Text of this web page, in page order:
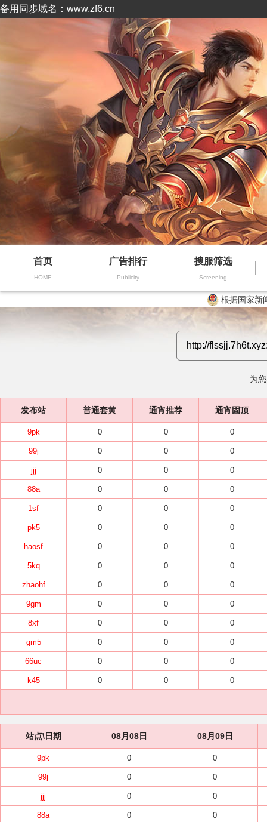
备用同步域名：www.zf6.cn
首页
HOME
广告排行
Publicity
搜服筛选
Screening
根据国家新
为
发布站 普通套黄 通宵推荐 通宵固顶
9pk 0 0 0
99j 0 0 0
jjj 0 0 0
88a 0 0 0
1sf 0 0 0
pk5 0 0 0
haosf 0 0 0
5kq 0 0 0
zhaohf 0 0 0
9gm 0 0 0
8xf 0 0 0
gm5 0 0 0
66uc 0 0 0
k45 0 0 0
站点\日期 08月08日 08月09日
9pk 0 0
99j 0 0
jjj 0 0
88a 0 0